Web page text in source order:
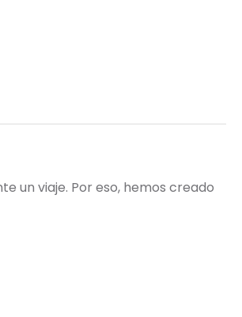
un viaje. Por eso, hemos creado